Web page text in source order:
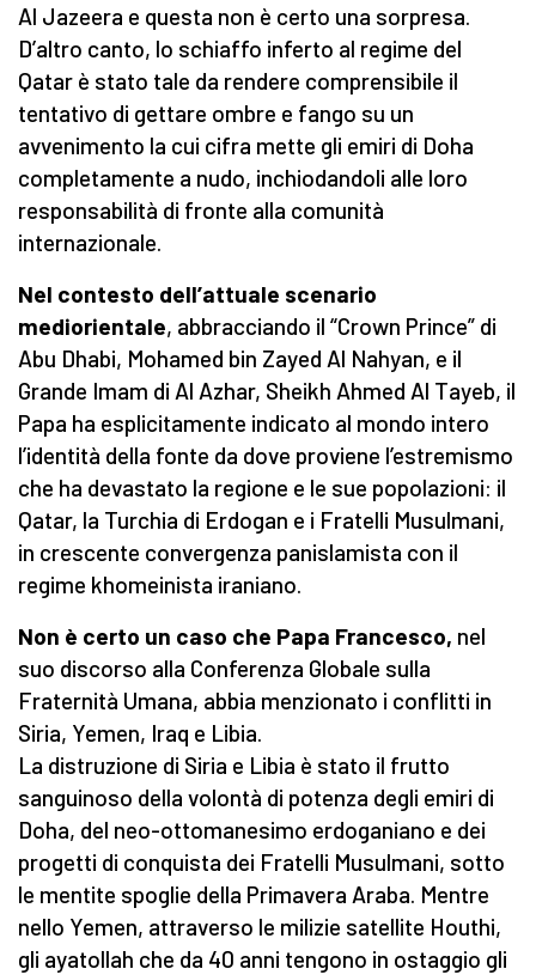
Al Jazeera e questa non è certo una sorpresa.
D’altro canto, lo schiaffo inferto al regime del
Qatar è stato tale da rendere comprensibile il
tentativo di gettare ombre e fango su un
avvenimento la cui cifra mette gli emiri di Doha
completamente a nudo, inchiodandoli alle loro
responsabilità di fronte alla comunità
internazionale.
Nel contesto dell’attuale scenario
mediorientale, abbracciando il “Crown Prince” di
Abu Dhabi, Mohamed bin Zayed Al Nahyan, e il
Grande Imam di Al Azhar, Sheikh Ahmed Al Tayeb, il
Papa ha esplicitamente indicato al mondo intero
l’identità della fonte da dove proviene l’estremismo
che ha devastato la regione e le sue popolazioni: il
Qatar, la Turchia di Erdogan e i Fratelli Musulmani,
in crescente convergenza panislamista con il
regime khomeinista iraniano.
Non è certo un caso che Papa Francesco, nel
suo discorso alla Conferenza Globale sulla
Fraternità Umana, abbia menzionato i conflitti in
Siria, Yemen, Iraq e Libia.
La distruzione di Siria e Libia è stato il frutto
sanguinoso della volontà di potenza degli emiri di
Doha, del neo-ottomanesimo erdoganiano e dei
progetti di conquista dei Fratelli Musulmani, sotto
le mentite spoglie della Primavera Araba. Mentre
nello Yemen, attraverso le milizie satellite Houthi,
gli ayatollah che da 40 anni tengono in ostaggio gli